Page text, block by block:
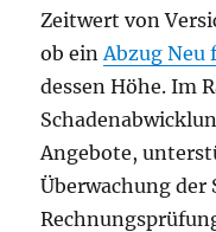
Zeitwert von
ob einAbzug Neu
dessen Höhe. Im
Angebote,
Überwachung der